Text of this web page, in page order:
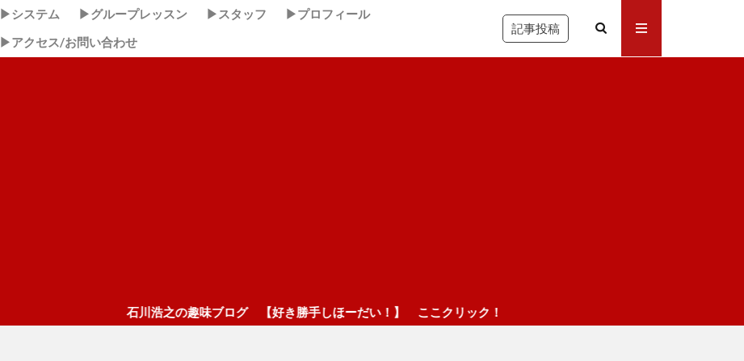
▶システム ▶グループレッスン ▶スタッフ
▶プロフィール
▶アクセス/お問い合わせ
記事投稿
石川浩之の趣味ブログ 【好き勝手しほーだい！】 ここクリック！